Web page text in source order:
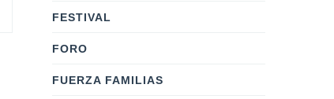
FESTIVAL
FORO
FUERZA FAMILIAS